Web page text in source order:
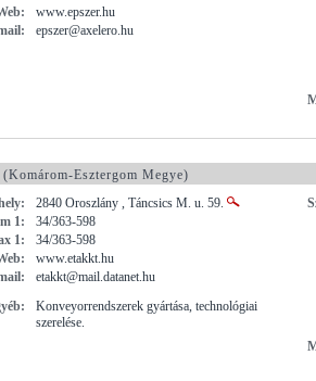
www.epszer.hu
epszer@axelero.hu
(Komárom-Esztergom Megye)
2840 Oroszlány , Táncsics M. u. 59.
1:
34/363-598
1:
34/363-598
www.etakkt.hu
etakkt@mail.datanet.hu
Konveyorrendszerek gyártása, technológiai
szerelése.